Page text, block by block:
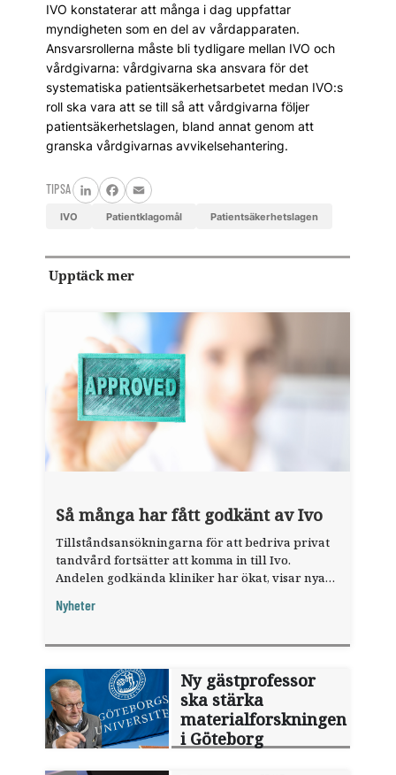
IVO konstaterar att många i dag uppfattar
myndigheten som en del av vårdapparaten.
Ansvarsrollerna måste bli tydligare mellan IVO och
vårdgivarna: vårdgivarna ska ansvara för det
systematiska patientsäkerhetsarbetet medan IVO:s
roll ska vara att se till så att vårdgivarna följer
patientsäkerhetslagen, bland annat genom att
granska vårdgivarnas avvikelsehantering.
TIPSA
LinkedInFacebook
Email
IVO patientklagomål patientsäkerhetslagen
Upptäck mer
Så många har fått godkänt av Ivo
Tillståndsansökningarna för att bedriva privat
tandvård fortsätter att komma in till Ivo.
Andelen godkända kliniker har ökat, visar nya
Nyheter
Ny gästprofessor
ska stärka
materialforskningen
i Göteborg